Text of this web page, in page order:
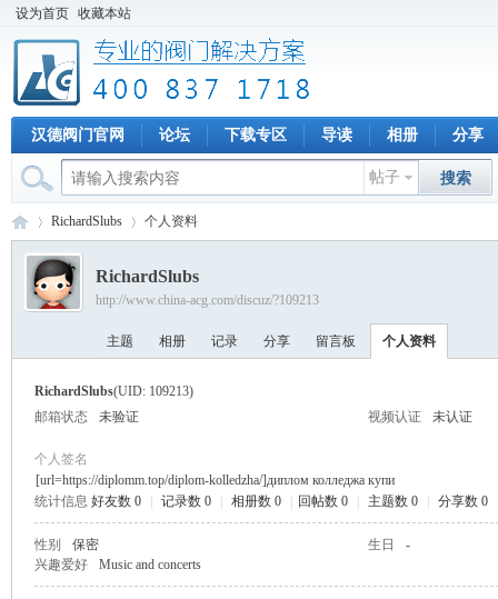
设为首页 收藏本站
汉德阀门官网 论坛 下载专区 导读 相册 分享
帖子 搜索
›
RichardSlubs 个人资料
RichardSlubs
http://www.china-acg.com/discuz/?109213
主题 相册 记录 分享 留言板 个人资料
RichardSlubs(UID: 109213)
邮箱状态
未验证 视频认证 未认证
个人签名
[url=https://diplomm.top/diplom-kolledzha/]диплом колледжа купи
统计信息 好友数 0 记录数 0 相册数 0 回帖数 0 主题数 0 分享数 0
性别 保密 生日
-
兴趣爱好
Music and concerts